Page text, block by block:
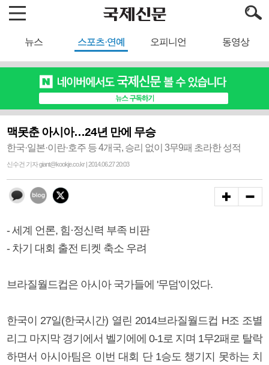
뉴스 스포츠·연예 오피니언 동영상
맥못춘 아시아…24년 만에 무승
한국·일본·이란·호주 등 4개국, 승리 없이 3무9패 초라한 성적
신수건 기자 giant@kookje.co.kr | 2014.06.27 20:03
- 세계 언론, 힘·정신력 부족 비판
- 차기 대회 출전 티켓 축소 우려
브라질월드컵은 아시아 국가들에 '무덤'이었다.
한국이 27일(한국시간) 열린 2014브라질월드컵 H조 조별
리그 마지막 경기에서 벨기에에 0-1로 지며 1무2패로 탈락
하면서 아시아팀은 이번 대회 단 1승도 챙기지 못하는 치